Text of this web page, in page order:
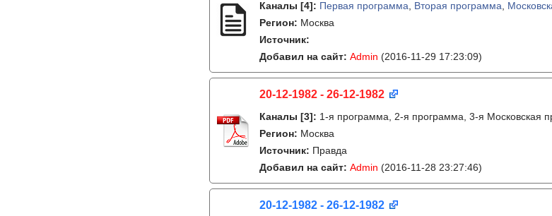
Каналы [4]: Первая программа Вторая программа
Регион: Москва
Источник:
Добавил на сайт: Admin (2016-11-29 17:23:09)
20-12-1982 - 26-12-1982
Каналы [3]: 1-я программа, 2-я программа, 3-я Московская
Регион: Москва
Источник: Правда
Добавил на сайт: Admin (2016-11-28 23:27:46)
20-12-1982 - 26-12-1982